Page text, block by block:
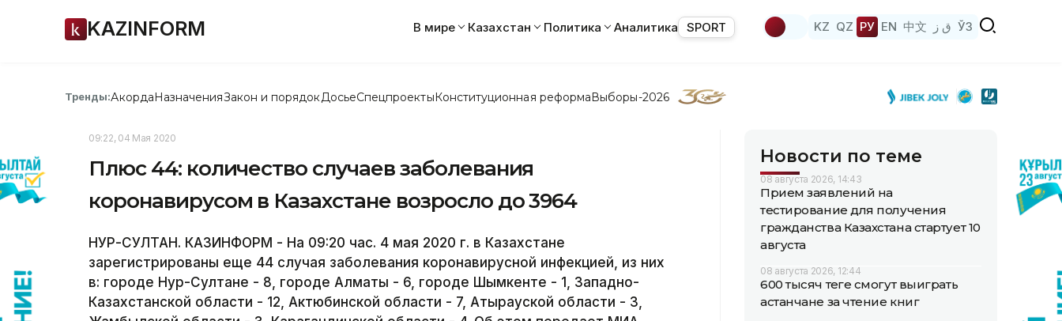
KAZINFORM В мире Казахстан Политика Аналитика SPORT KZ QZ РУ EN 中文 ق ز ЎЗ
Тренды:АкордаНазначенияЗакон и порядок ДосьеСпецпроектыКонституционная реформаВыборы-2026
09:22, 04 Мая 2020
Плюс 44: количество случаев заболевания
коронавирусом в Казахстане возросло до 3964
НУР-СУЛТАН. КАЗИНФОРМ - На 09:20 час. 4 мая 2020 г. в Казахстане
зарегистрированы еще 44 случая заболевания коронавирусной инфекцией, из них
в: городе Нур-Султане - 8, городе Алматы - 6, городе Шымкенте - 1, Западно-
Казахстанской области - 12, Актюбинской области - 7, Атырауской области - 3,
Новости по теме
08 августа 2026, 14:43
Прием заявлений на
тестирование для получения
гражданства Казахстана стартует 10
августа
08 августа 2026, 12:44
600 тысяч теңге смогут выиграть
астанчане за чтение книг